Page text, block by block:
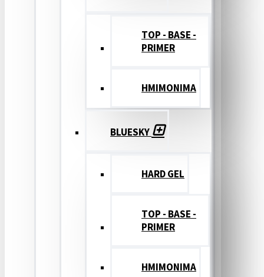
TOP - BASE -
PRIMER
ΗΜΙΜΟΝΙΜΑ
BLUESKY
HARD GEL
TOP - BASE -
PRIMER
ΗΜΙΜΟΝΙΜΑ